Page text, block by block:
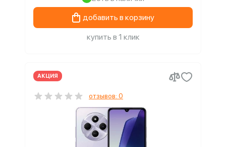
добавить в корзину
купить в 1 клик
АКЦИЯ
отзывов: 0